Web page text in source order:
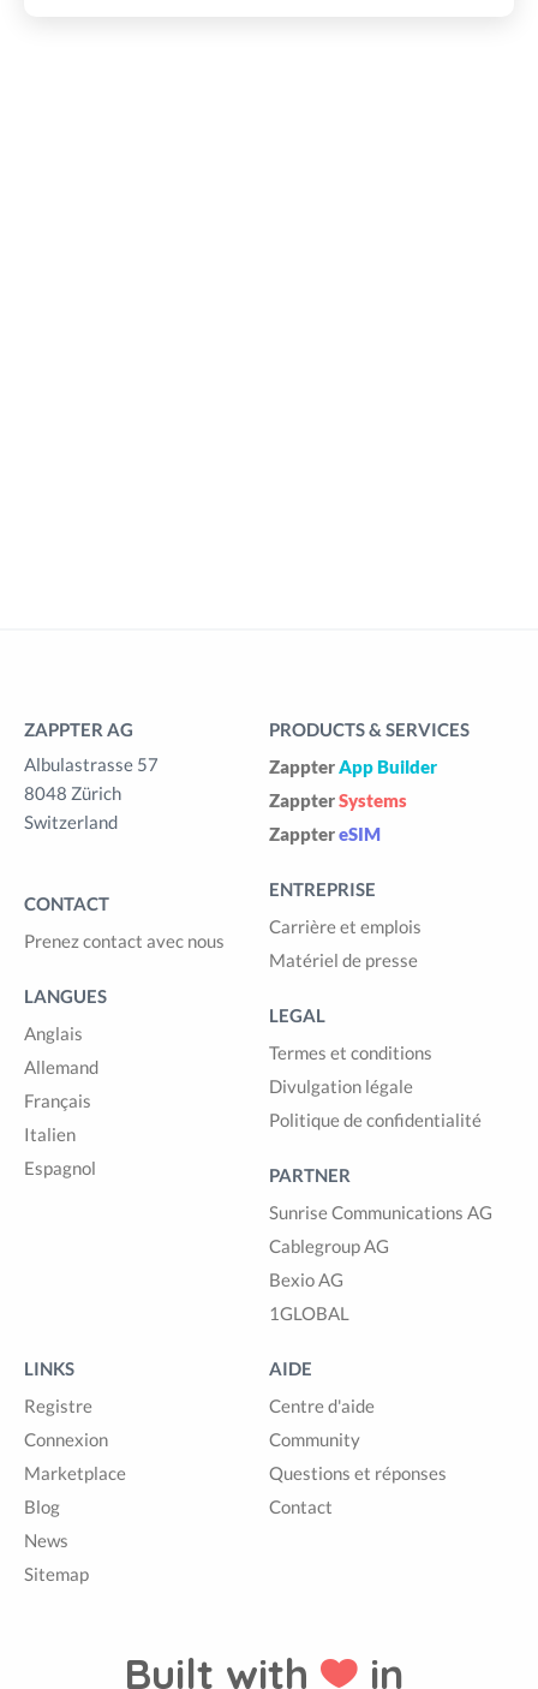
ZAPPTER AG
Albulastrasse 57
8048 Zürich
Switzerland
CONTACT
Prenez contact avec nous
LANGUES
Anglais
Allemand
Français
Italien
Espagnol
PRODUCTS & SERVICES
ZappterApp Builder
ZappterSystems
ZapptereSIM
ENTREPRISE
Carrière et emplois
Matériel de presse
LEGAL
Termes et conditions
Divulgation légale
Politique de confidentialité
PARTNER
Sunrise Communications AG
Cablegroup AG
Bexio AG
1GLOBAL
LINKS
Registre
Connexion
Marketplace
Blog
News
Sitemap
AIDE
Centre d'aide
Community
Questions et réponses
Contact
Built with in